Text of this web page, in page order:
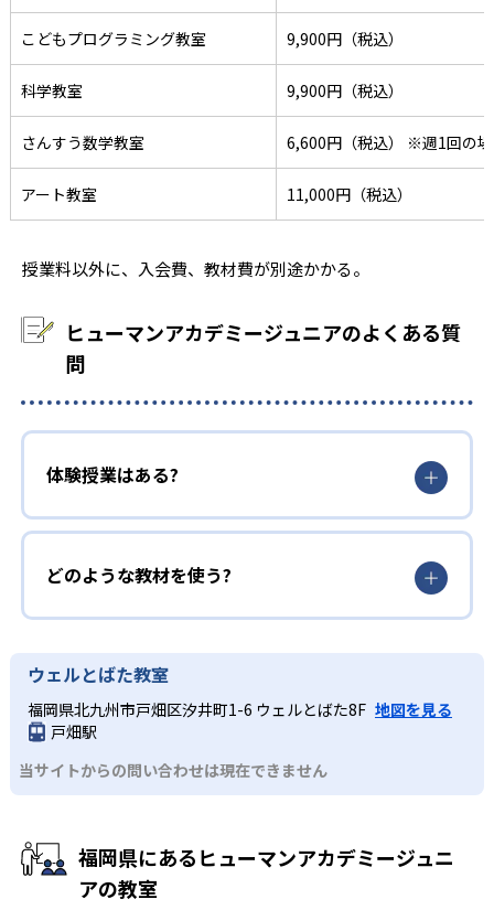
こどもプログラミング教室 9,900円（税込）
科学教室 9,900円（税込）
さんすう数学教室 6,600円（税込） ※週1回の
アート教室 11,000円（税込）
授業料以外に、入会費、教材費が別途かかる。
ヒューマンアカデミージュニアのよくある質
問
体験授業はある?
どのような教材を使う?
ウェルとばた教室
福岡県北九州市戸畑区汐井町1-6 ウェルとばた8F 地図を見る
戸畑駅
当サイトからの問い合わせは現在できません
福岡県にあるヒューマンアカデミージュニ
アの教室